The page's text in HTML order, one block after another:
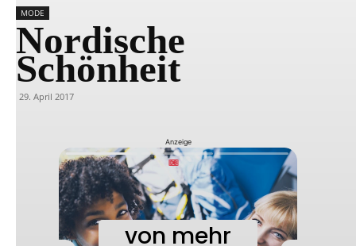
MODE
Nordische
Schönheit
29. April 2017
Anzeige